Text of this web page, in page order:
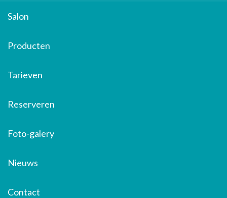
Salon
Producten
Tarieven
Reserveren
Foto-galery
Nieuws
Contact